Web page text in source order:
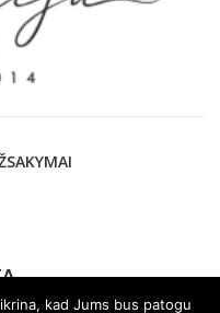
kad Jums bus patogu